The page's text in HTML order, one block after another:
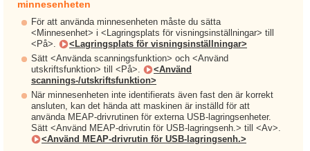
minnesenheten
För att använda minnesenheten måste du sätta
<Minnesenhet> i <Lagringsplats för visningsinställningar> till
<På>.
<Lagringsplats för visningsinställningar>
Sätt <Använda scanningsfunktion> och <Använd
utskriftsfunktion> till <På>.
<Använd
scannings-/utskriftsfunktion>
När minnesenheten inte identifierats även fast den är korrekt
ansluten, kan det hända att maskinen är inställd för att
använda MEAP-drivrutinen för externa USB-lagringsenheter.
Sätt <Använd MEAP-drivrutin för USB-lagringsenh.> till <Av>.
<Använd MEAP-drivrutin för USB-lagringsenh.>